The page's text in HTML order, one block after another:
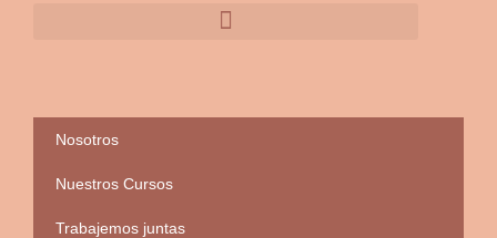
Nosotros
Nuestros Cursos
Trabajemos juntas